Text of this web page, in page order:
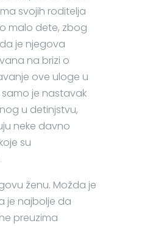
svojih roditelja
malo dete, zbog
je njegova
na brizi o
ove uloge u
je nastavak
u detinjstvu,
neke davno
su
ženu. Možda je
je najbolje da
preuzima